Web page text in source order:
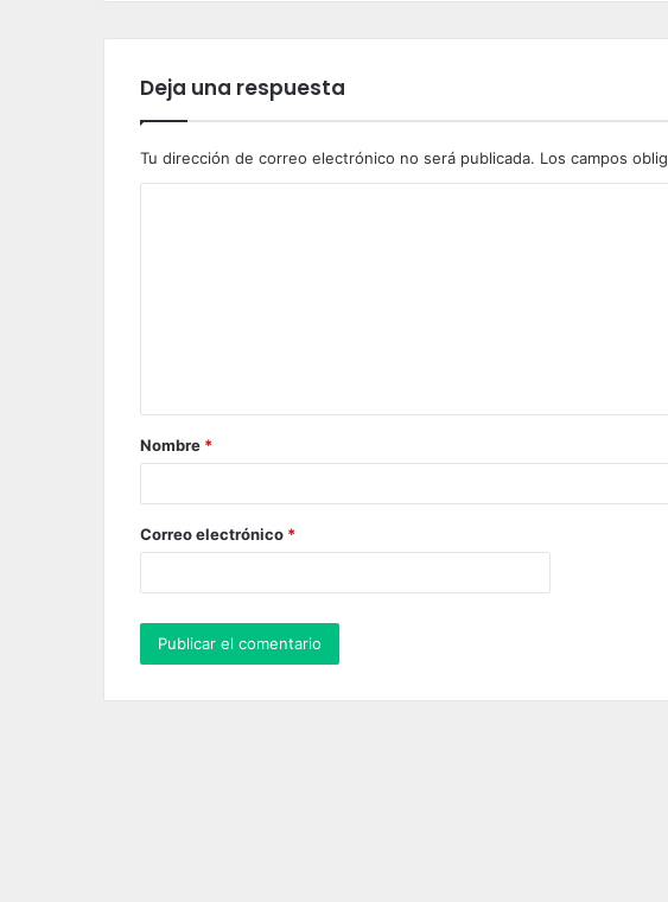
Deja una respuesta
Tu dirección de correo electrónico no será publicada. Los campos
a
r
*
Nombre *
Correo electrónico *